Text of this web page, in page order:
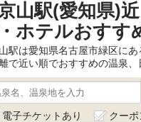
山駅(愛知県)
ホテルおすす
駅は愛知県名古屋市緑区に
で近い順でおすすめの温泉
電子チケットあり クーポ